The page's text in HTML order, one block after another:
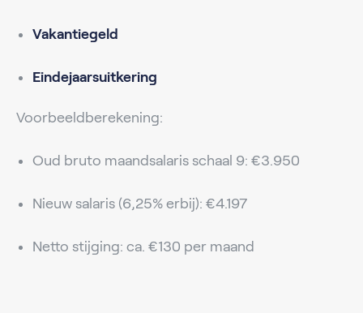
Vakantiegeld
Eindejaarsuitkering
Voorbeeldberekening:
Oud bruto maandsalaris schaal 9: €3.950
Nieuw salaris (6,25% erbij): €4.197
Netto stijging: ca. €130 per maand